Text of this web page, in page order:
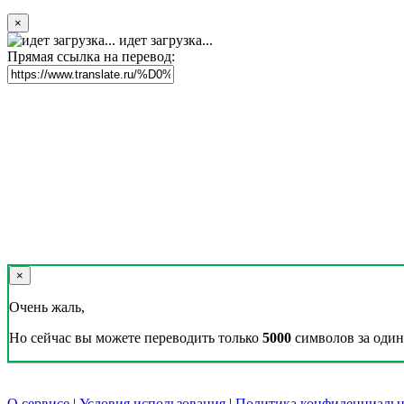
×
идет загрузка...
Прямая ссылка на перевод:
×
Очень жаль,
Но сейчас вы можете переводить только 5000 символов за один